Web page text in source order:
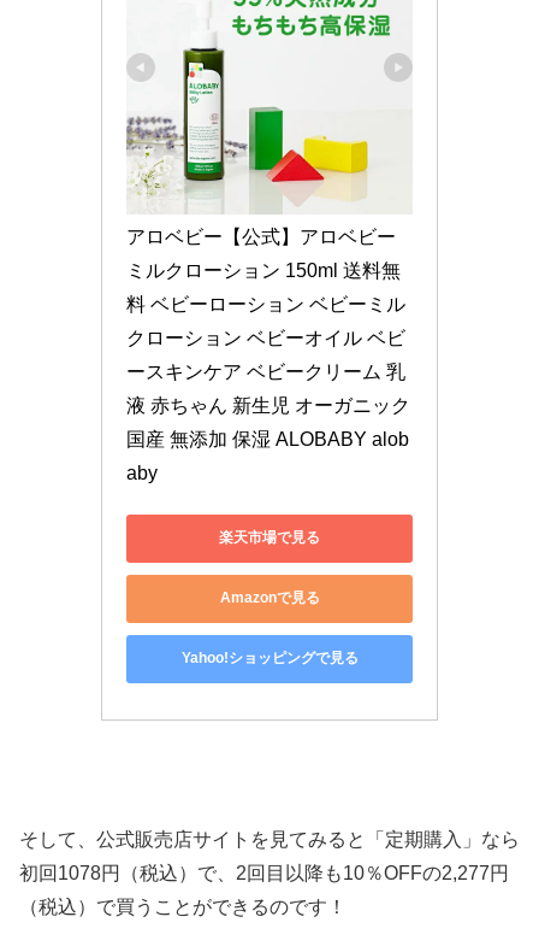
アロベビー【公式】アロベビー
ミルクローション 150ml 送料無
料 ベビーローション ベビーミル
クローション ベビーオイル ベビ
ースキンケア ベビークリーム 乳
液 赤ちゃん 新生児 オーガニック
国産 無添加 保湿 ALOBABY alob
aby
楽天市場で見る
Amazonで見る
Yahoo!ショッピングで見る
そして、公式販売店サイトを見てみると「定期購入」なら
初回1078円（税込）で、2回目以降も10％OFFの2,277円
（税込）で買うことができるのです！